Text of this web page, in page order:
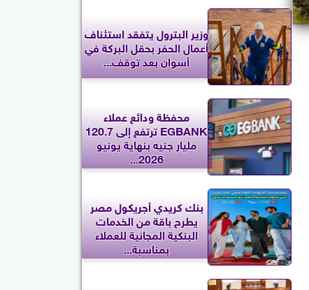
وزير البترول يتفقد استئناف
أعمال الحفر بحقل البركة في
أسوان بعد توقف...
محفظة ودائع عملاء
EGBANK ترتفع إلى 120.7
مليار جنيه بنهاية يونيو
2026...
بنك كريدي أجريكول مصر
يطرح باقة من الخدمات
البنكية المجانية للعملاء
بمناسبة...